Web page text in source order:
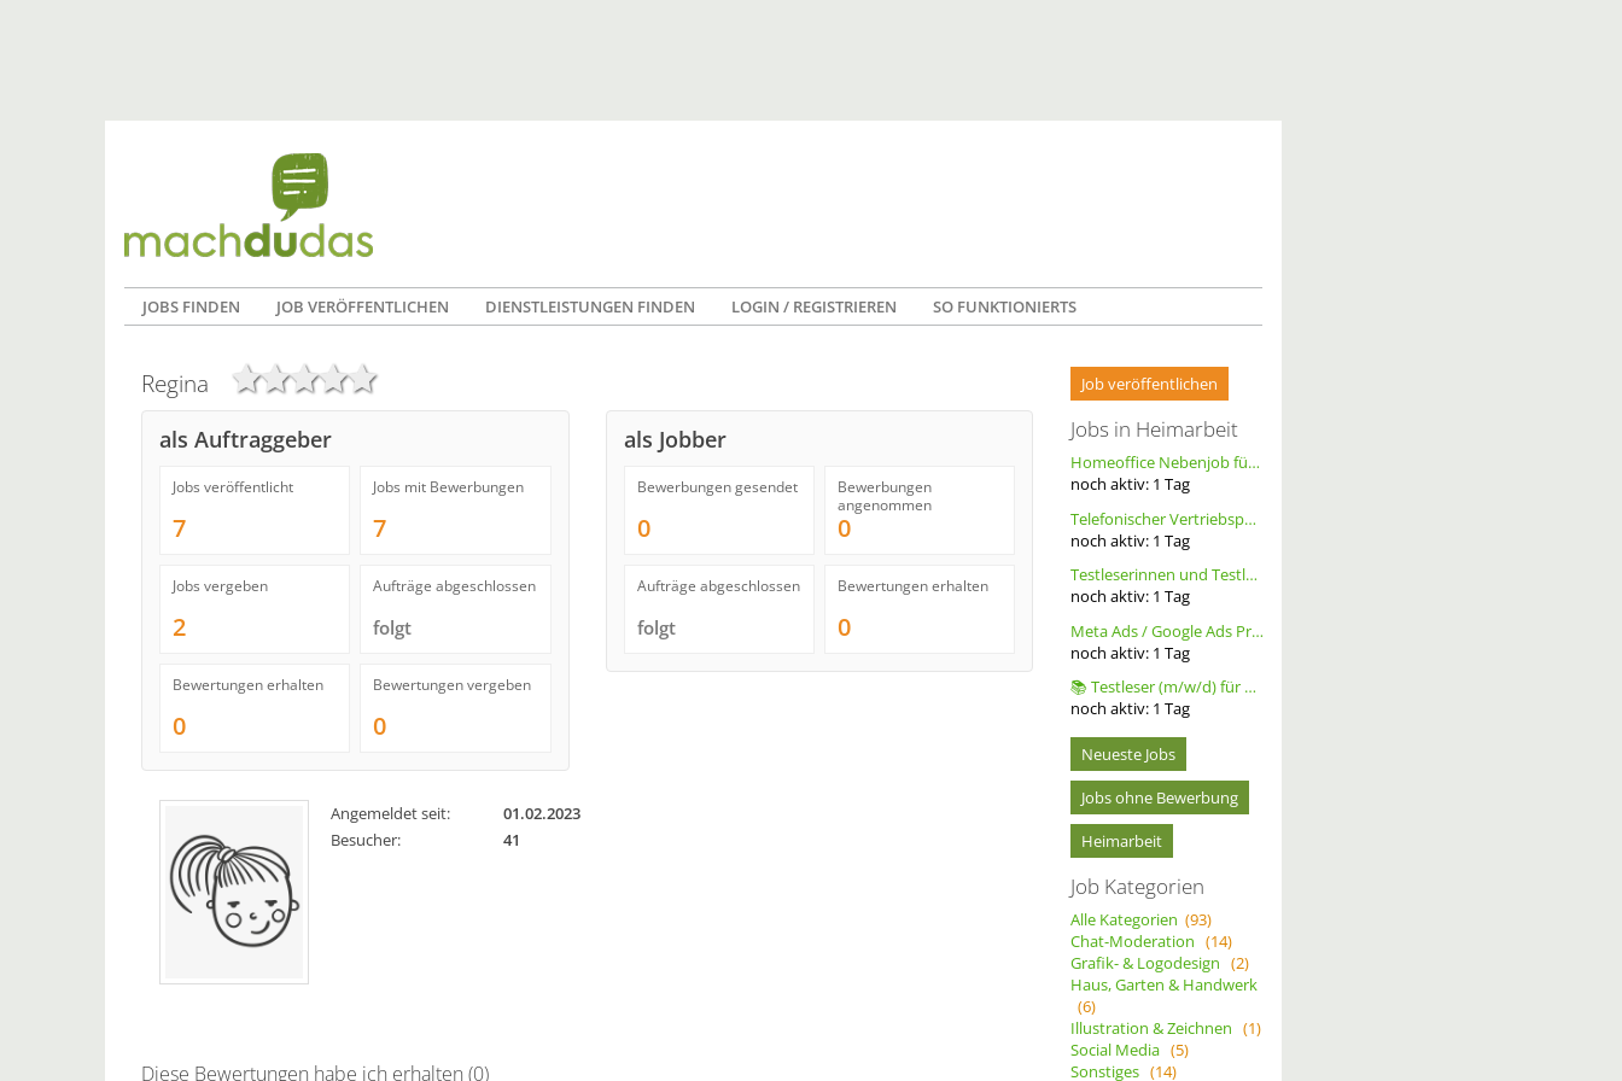
JOBS FINDEN JOB VERÖFFENTLICHEN DIENSTLEISTUNGEN FINDEN LOGIN / REGISTRIEREN SO FUNKTIONIERTS
Regina
als Auftraggeber
Jobs veröffentlicht
7
Jobs mit Bewerbungen
7
Jobs vergeben
2
Aufträge abgeschlossen
folgt
Bewertungen erhalten
0
Bewertungen vergeben
0
als Jobber
Bewerbungen gesendet
0
Bewerbungen
angenommen
0
Aufträge abgeschlossen
folgt
Bewertungen erhalten
0
Angemeldet seit:
01.02.2023
Besucher:
41
Diese Bewertungen habe ich erhalten (0)
Job veröffentlichen
Jobs in Heimarbeit
Homeoffice Nebenjob für Datenerfassung & Terminmanagement – 100 % Remote als Freelancer m/w/d
noch aktiv: 1 Tag
Telefonischer Vertriebspartner
noch aktiv: 1 Tag
Testleserinnen und Testleser für neues Buch gesucht
noch aktiv: 1 Tag
Meta Ads / Google Ads Profi (m/w/d)
noch aktiv: 1 Tag
📚 Testleser (m/w/d) für Bücher gesucht – langfristige Zusammenarbeit
noch aktiv: 1 Tag
Neueste Jobs
Jobs ohne Bewerbung
Heimarbeit
Job Kategorien
Alle Kategorien (93)
Chat-Moderation (14)
Grafik- & Logodesign (2)
Haus, Garten & Handwerk
(6)
Illustration & Zeichnen (1)
Social Media (5)
Sonstiges (14)